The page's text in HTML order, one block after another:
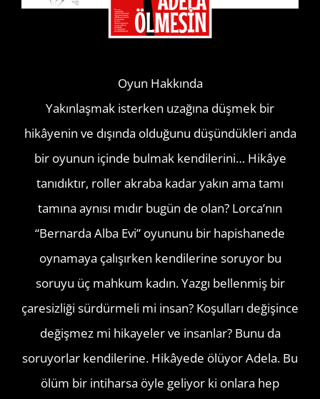
Oyun Hakkında
Yakınlaşmak isterken uzağına düşmek bir
hikâyenin ve dışında olduğunu düşündükleri anda
bir oyunun içinde bulmak kendilerini… Hikâye
tanıdıktır, roller akraba kadar yakın ama tamı
tamına aynısı mıdır bugün de olan? Lorca’nın
“Bernarda Alba Evi” oyununu bir hapishanede
oynamaya çalışırken kendilerine soruyor bu
soruyu üç mahkum kadın. Yazgı bellenmiş bir
çaresizliği sürdürmeli mi insan? Koşulları değişince
değişmez mi hikayeler ve insanlar? Bunu da
soruyorlar kendilerine. Hikâyede ölüyor Adela. Bu
ölüm bir intiharsa öyle geliyor ki onlara hep